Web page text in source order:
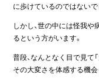
に歩けているのではないで
しかし、世の中には怪我や
るという方がいます。
普段、なんとなく目で見て
その大変さを体感する機会